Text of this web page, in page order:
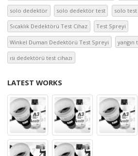
solo dedektör solo dedektör test solo
Sıcaklık Dedektörü Test Cihaz Test Spreyi
Winkel Duman Dedektörü Test Spreyi yangın
ısı dedektörü test cihazı
LATEST WORKS